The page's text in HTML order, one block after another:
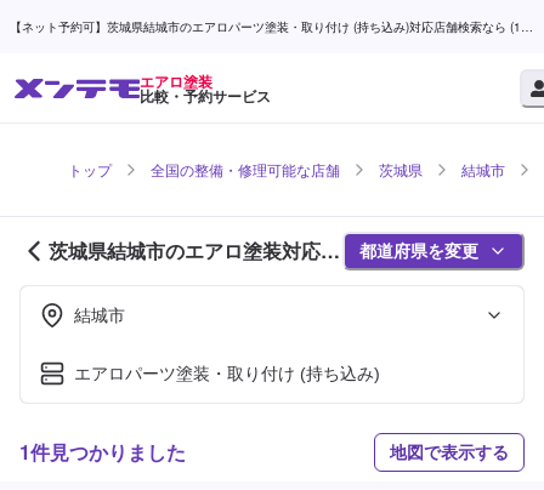
【ネット予約可】茨城県結城市のエアロパーツ塗装・取り付け (持ち込み)対応店舗検索なら (1ペ
エアロ塗装
比較・予約サービス
トップ 全国の整備・修理可能な店舗 茨城県 結城市
茨城県結城市のエアロ塗装対応店
舗紹介 (1ページ目)
都道府県を変更
結城市
エアロパーツ塗装・取り付け (持ち込み)
1件見つかりました 地図で表示する